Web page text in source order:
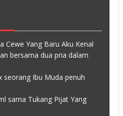
Cewe Yang Baru Aku Kenal
bersama dua pria dalam
seorang Ibu Muda penuh
sama Tukang Pijat Yang